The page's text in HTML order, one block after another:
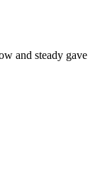
and steady gave